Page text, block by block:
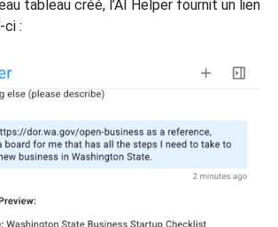
tableau créé, l’AI Helper fournit un lien
ci :